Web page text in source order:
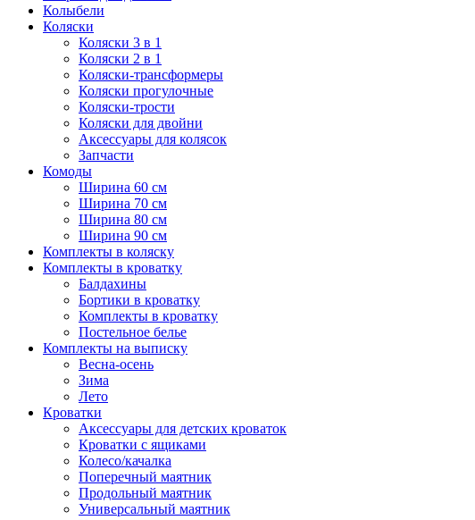
Колыбели
Коляски
Коляски 3 в 1
Коляски 2 в 1
Коляски-трансформеры
Коляски прогулочные
Коляски-трости
Коляски для двойни
Аксессуары для колясок
Запчасти
Комоды
Ширина 60 см
Ширина 70 см
Ширина 80 см
Ширина 90 см
Комплекты в коляску
Комплекты в кроватку
Балдахины
Бортики в кроватку
Комплекты в кроватку
Постельное белье
Комплекты на выписку
Весна-осень
Зима
Лето
Кроватки
Аксессуары для детских кроваток
Кроватки с ящиками
Колесо/качалка
Поперечный маятник
Продольный маятник
Универсальный маятник